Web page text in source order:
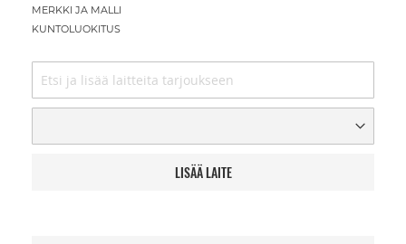
MERKKI JA MALLI
KUNTOLUOKITUS
LISÄÄ LAITE